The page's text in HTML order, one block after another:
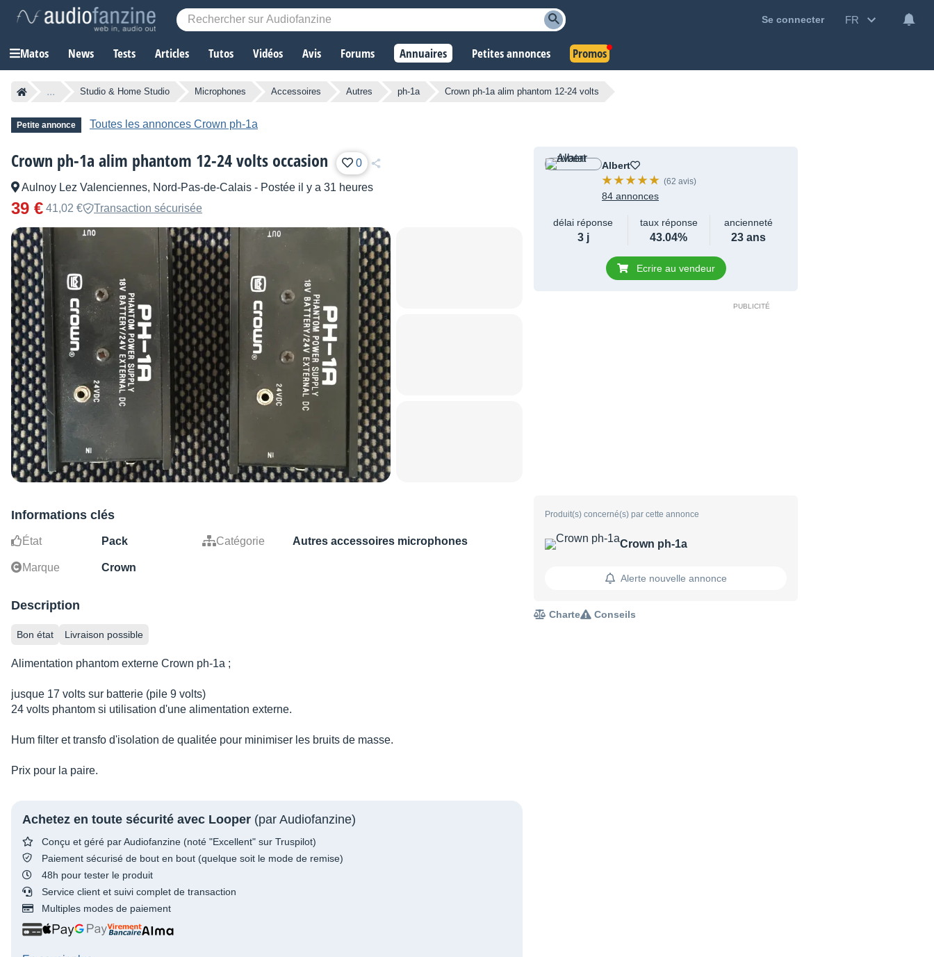
Se connecter FR
Matos News Tests Articles Tutos Vidéos Avis Forums Annuaires Petites annonces Promos
... Studio & Home Studio Microphones Accessoires Autres ph-1a Crown ph-1a alim phantom 12-24 volts
Petite annonce Toutes les annonces Crown ph-1a
Crown ph-1a alim phantom 12-24 volts occasion 0
Aulnoy Lez Valenciennes, Nord-Pas-de-Calais - Postée il y a 31 heures
39 € 41,02 € Transaction sécurisée
Informations clés
État Pack Catégorie Autres accessoires microphones
Marque Crown
Description
Bon état Livraison possible
Alimentation phantom externe Crown ph-1a ;
jusque 17 volts sur batterie (pile 9 volts)
24 volts phantom si utilisation d'une alimentation externe.
Hum filter et transfo d'isolation de qualitée pour minimiser les bruits de masse.
Prix pour la paire.
Achetez en toute sécurité avec Looper (par Audiofanzine)
Conçu et géré par Audiofanzine (noté "Excellent" sur Truspilot)
Paiement sécurisé de bout en bout (quelque soit le mode de remise)
48h pour tester le produit
Service client et suivi complet de transaction
Multiples modes de paiement
Albert
(62 avis)
84 annonces
délai réponse
3 j
taux réponse
43.04%
ancienneté
23 ans
Ecrire au vendeur
Produit(s) concerné(s) par cette annonce
Crown ph-1a
Alerte nouvelle annonce
Charte Conseils